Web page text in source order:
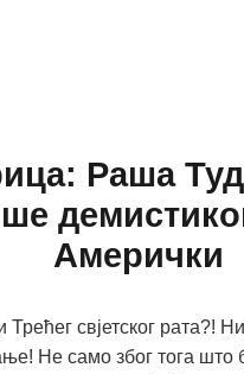
Раша
Амерички
свјетског рата?!
Не само због тога што